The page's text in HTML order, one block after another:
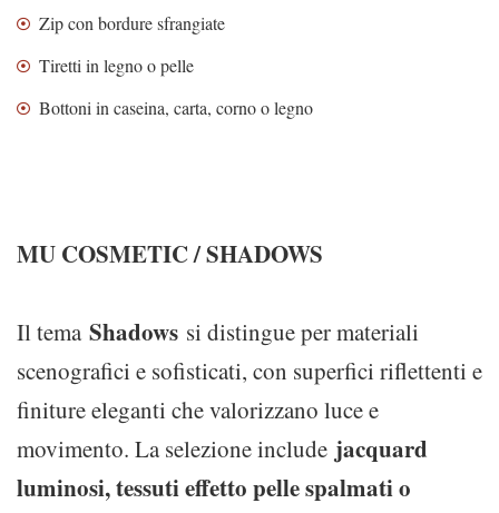
Zip con bordure sfrangiate
Tiretti in legno o pelle
Bottoni in caseina, carta, corno o legno
MU COSMETIC / SHADOWS
Il tema Shadows si distingue per materiali
scenografici e sofisticati, con superfici riflettenti e
finiture eleganti che valorizzano luce e
movimento. La selezione include jacquard
luminosi, tessuti effetto pelle spalmati o